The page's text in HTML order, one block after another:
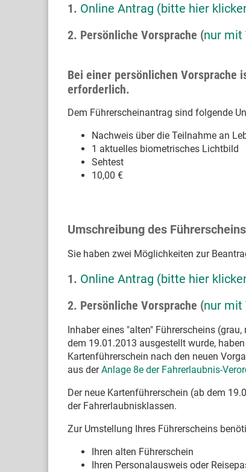
1. Online Antrag (bitte hier
2. Persönliche Vorsprache (nur mit
Bei einer persönlichen Vorsprache
erforderlich.
Dem Führerscheinantrag sind folgende
Nachweis über die Teilnahme an
1 aktuelles biometrisches Lichtbild
Sehtest
10,00 €
Umschreibung des Führerscheins
Sie haben zwei Möglichkeiten zur
1. Online Antrag (bitte hier
2. Persönliche Vorsprache (nur mit
Inhaber eines "alten" Führerscheins
dem 19.01.2013 ausgestellt wurde,
Kartenführerschein nach den neuen
aus derAnlage 8e der Fahrerlaubnis-
Der neue Kartenführerschein (ab dem
der Fahrerlaubnisklassen.
Zur Umstellung Ihres Führerscheins
Ihren alten Führerschein
Ihren Personalausweis oder